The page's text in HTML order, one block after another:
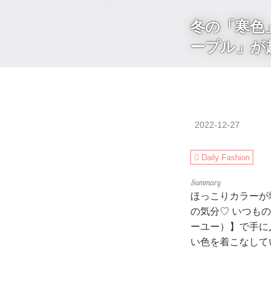
冬の「寒色
ープル」が
2022-12-27
Daily Fashion
ほっこりカラー
の気分♡ いつもの
ーユー）】で手
い色を着こなして